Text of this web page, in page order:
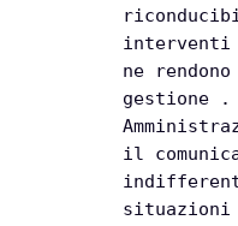
ne
gestione .
il
situazioni